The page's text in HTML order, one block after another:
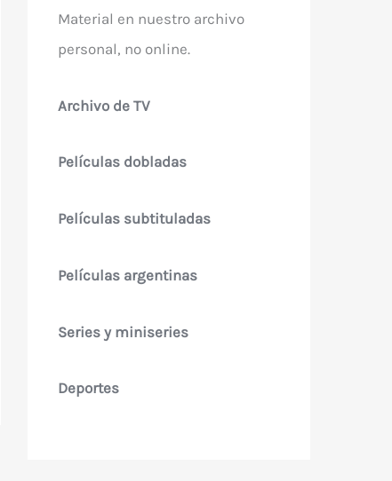
Material en nuestro archivo
personal, no online.
Archivo de TV
Películas dobladas
Películas subtituladas
Películas argentinas
Series y miniseries
Deportes